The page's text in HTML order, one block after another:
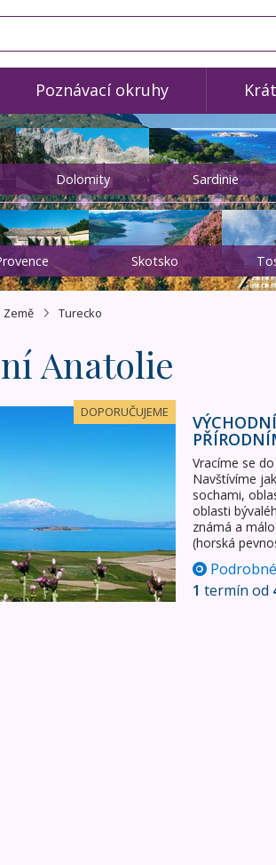
Poznávací okruhy
Dolomity Sardinie
Skotsko
Země Turecko
Anatolie
DOPORUČUJEME
- po stopách starověkých civilizací, za
Vracíme se
Navštívíme
sochami,
oblasti
známá a
(horská
1 termín od